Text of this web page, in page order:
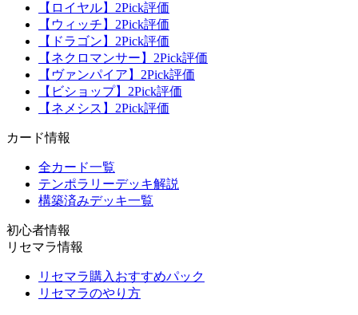
【ロイヤル】2Pick評価
【ウィッチ】2Pick評価
【ドラゴン】2Pick評価
【ネクロマンサー】2Pick評価
【ヴァンパイア】2Pick評価
【ビショップ】2Pick評価
【ネメシス】2Pick評価
カード情報
全カード一覧
テンポラリーデッキ解説
構築済みデッキ一覧
初心者情報
リセマラ情報
リセマラ購入おすすめパック
リセマラのやり方